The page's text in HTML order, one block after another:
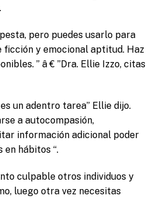
pero puedes usarlo para
y emocional aptitud. Haz
” â € ”Dra. Ellie Izzo, citas
un adentro tarea” Ellie dijo.
a autocompasión,
información adicional poder
hábitos “.
culpable otros individuos y
luego otra vez necesitas